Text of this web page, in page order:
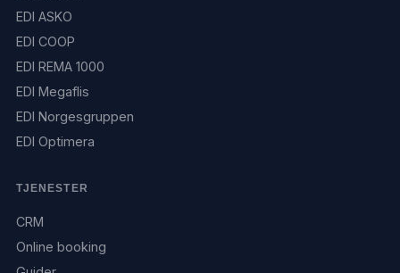
EDI ASKO
EDI COOP
EDI REMA 1000
EDI Megaflis
EDI Norgesgruppen
EDI Optimera
TJENESTER
CRM
Online booking